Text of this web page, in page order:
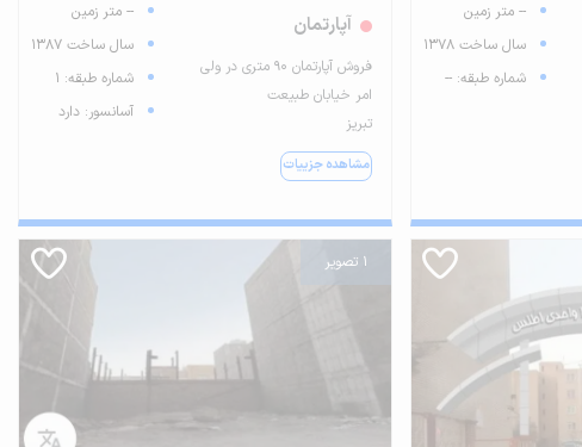
-- متر زمین
سال ساخت 1378
شماره طبقه: --
آپارتمان
فروش آپارتمان ۹۰ متری در ولی
امر خیابان طبیعت
تبریز
مشاهده جزییات
-- متر زمین
سال ساخت 1387
شماره طبقه: 1
آسانسور: دارد
1 تصویر